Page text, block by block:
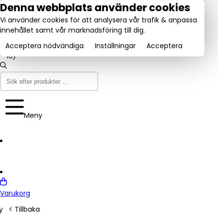
tel:
160840
(9-12
& 13-
16)
Trustpilot
Utmärkt:
4.6/5
Meny
Varukorg
< Tillbaka
Denna webbplats använder cookies
Vi använder cookies för att analysera vår trafik & anpassa
innehållet samt vår marknadsföring till dig.
Acceptera nödvändiga
Inställningar Acceptera